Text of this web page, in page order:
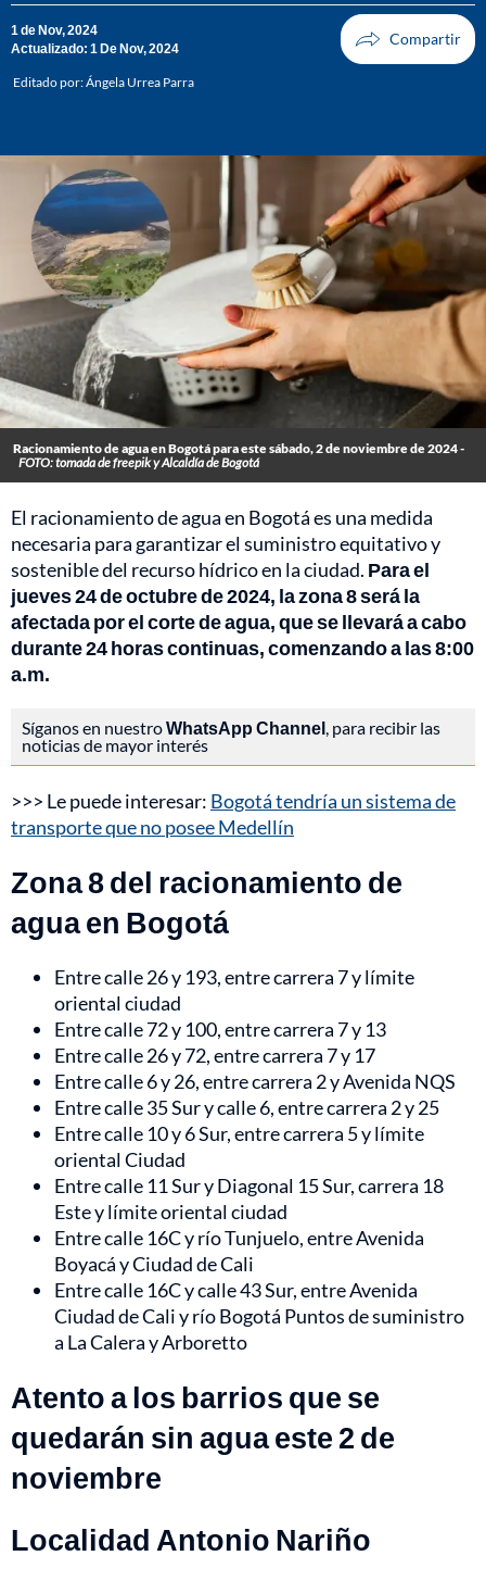
1 de Nov, 2024
Actualizado: 1 De Nov, 2024
Editado por:Ángela Urrea Parra
Racionamiento de agua en Bogotá para este sábado, 2 de noviembre de 2024 -
FOTO: tomada de freepik y Alcaldía de Bogotá
El racionamiento de agua en Bogotá es una medida
necesaria para garantizar el suministro equitativo y
sostenible del recurso hídrico en la ciudad. Para el
jueves 24 de octubre de 2024, la zona 8 será la
afectada por el corte de agua, que se llevará a cabo
durante 24 horas continuas, comenzando a las 8:00
a.m.
Síganos en nuestroWhatsApp Channel, para recibir las
noticias de mayor interés
>>> Le puede interesar: Bogotá tendría un sistema de
transporte que no posee Medellín
Zona 8 del racionamiento de
agua en Bogotá
Entre calle 26 y 193, entre carrera 7 y límite
oriental ciudad
Entre calle 72 y 100, entre carrera 7 y 13
Entre calle 26 y 72, entre carrera 7 y 17
Entre calle 6 y 26, entre carrera 2 y Avenida NQS
Entre calle 35 Sur y calle 6, entre carrera 2 y 25
Entre calle 10 y 6 Sur, entre carrera 5 y límite
oriental Ciudad
Entre calle 11 Sur y Diagonal 15 Sur, carrera 18
Este y límite oriental ciudad
Entre calle 16C y río Tunjuelo, entre Avenida
Boyacá y Ciudad de Cali
Entre calle 16C y calle 43 Sur, entre Avenida
Ciudad de Cali y río Bogotá Puntos de suministro
a La Calera y Arboretto
Atento a los barrios que se
quedarán sin agua este 2 de
noviembre
Localidad Antonio Nariño